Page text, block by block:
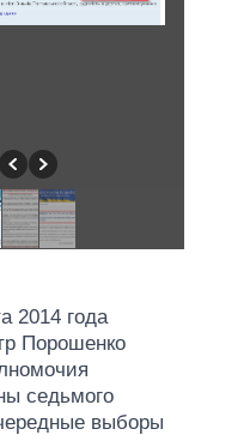
2014 года
Порошенко
седьмого
выборы